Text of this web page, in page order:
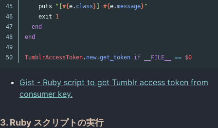
45
46
47
48
49
puts
"[ #{e. class } #{e.message} "
exit
1
end
end
TumblrAccessToken. new.get_token if __FILE__ == $0
Gist - Ruby script to get Tumblr access token from
consumer key.
3. Ruby スクリプトの実行